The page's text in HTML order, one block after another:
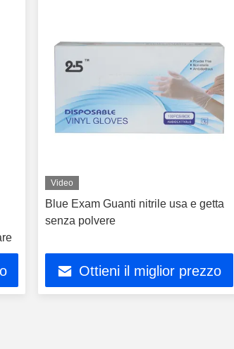
Video
Blue Exam Guanti nitrile usa e getta
senza polvere
Ottieni il miglior prezzo